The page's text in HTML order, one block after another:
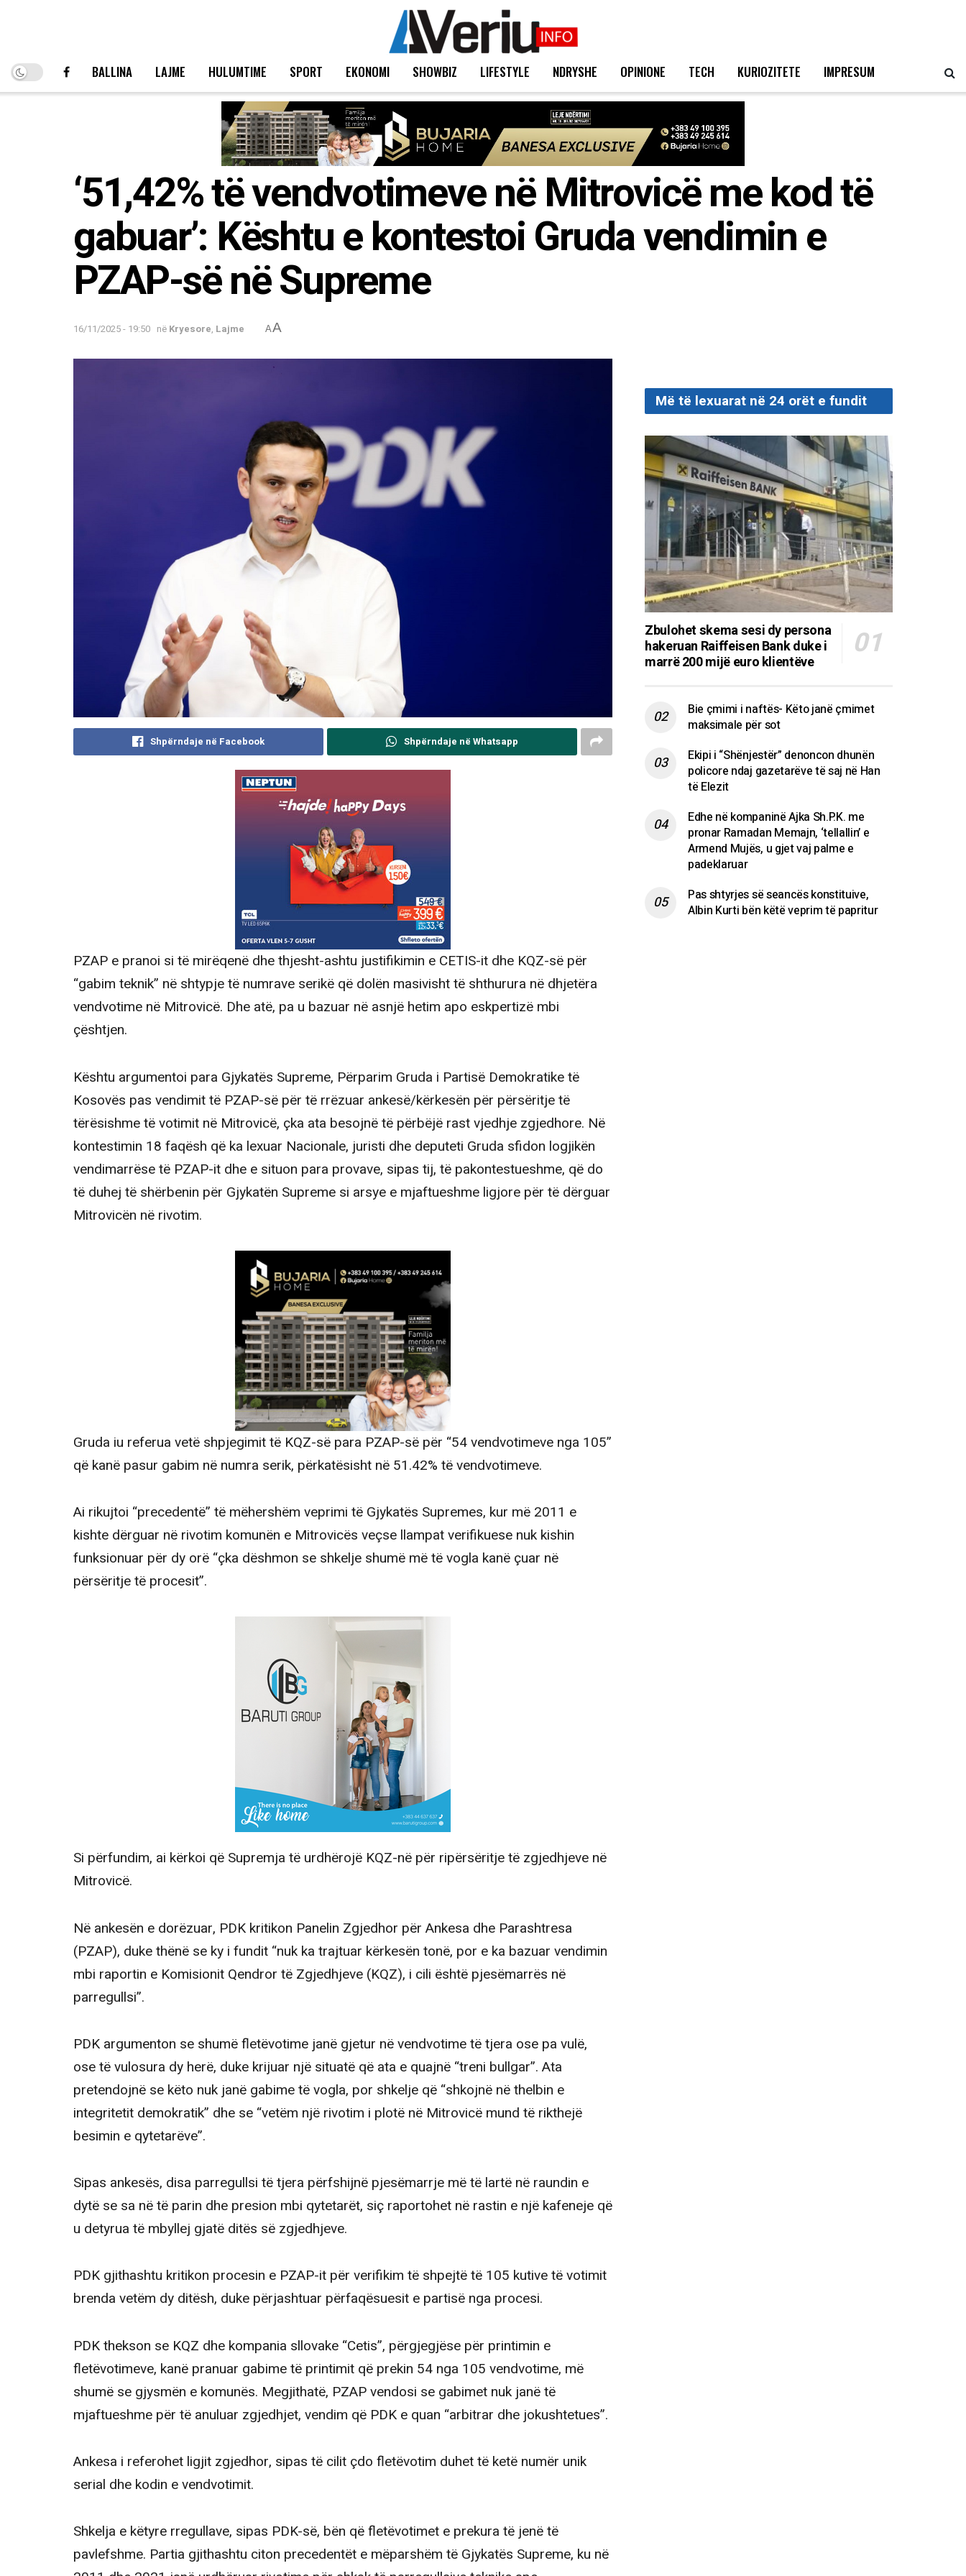
BALLINA LAJME HULUMTIME SPORT EKONOMI SHOWBIZ LIFESTYLE NDRYSHE OPINIONE TECH KURIOZITETE IMPRESUM
‘51,42% të vendvotimeve në Mitrovicë me kod të
gabuar’: Kështu e kontestoi Gruda vendimin e
PZAP-së në Supreme
16/11/2025 - 19:50 në Kryesore, Lajme AA
Shpërndaje në Facebook Shpërndaje në Whatsapp
PZAP e pranoi si të mirëqenë dhe thjesht-ashtu justifikimin e CETIS-it dhe KQZ-së për
“gabim teknik” në shtypje të numrave serikë që dolën masivisht të shthurura në dhjetëra
vendvotime në Mitrovicë. Dhe atë, pa u bazuar në asnjë hetim apo eskpertizë mbi
çështjen.
Kështu argumentoi para Gjykatës Supreme, Përparim Gruda i Partisë Demokratike të
Kosovës pas vendimit të PZAP-së për të rrëzuar ankesë/kërkesën për përsëritje të
tërësishme të votimit në Mitrovicë, çka ata besojnë të përbëjë rast vjedhje zgjedhore. Në
kontestimin 18 faqësh që ka lexuar Nacionale, juristi dhe deputeti Gruda sfidon logjikën
vendimarrëse të PZAP-it dhe e situon para provave, sipas tij, të pakontestueshme, që do
të duhej të shërbenin për Gjykatën Supreme si arsye e mjaftueshme ligjore për të dërguar
Mitrovicën në rivotim.
Gruda iu referua vetë shpjegimit të KQZ-së para PZAP-së për “54 vendvotimeve nga 105”
që kanë pasur gabim në numra serik, përkatësisht në 51.42% të vendvotimeve.
Ai rikujtoi “precedentë” të mëhershëm veprimi të Gjykatës Supremes, kur më 2011 e
kishte dërguar në rivotim komunën e Mitrovicës veçse llampat verifikuese nuk kishin
funksionuar për dy orë “çka dëshmon se shkelje shumë më të vogla kanë çuar në
përsëritje të procesit”.
Si përfundim, ai kërkoi që Supremja të urdhërojë KQZ-në për ripërsëritje të zgjedhjeve në
Mitrovicë.
Në ankesën e dorëzuar, PDK kritikon Panelin Zgjedhor për Ankesa dhe Parashtresa
(PZAP), duke thënë se ky i fundit “nuk ka trajtuar kërkesën tonë, por e ka bazuar vendimin
mbi raportin e Komisionit Qendror të Zgjedhjeve (KQZ), i cili është pjesëmarrës në
parregullsi”.
PDK argumenton se shumë fletëvotime janë gjetur në vendvotime të tjera ose pa vulë,
ose të vulosura dy herë, duke krijuar një situatë që ata e quajnë “treni bullgar”. Ata
pretendojnë se këto nuk janë gabime të vogla, por shkelje që “shkojnë në thelbin e
integritetit demokratik” dhe se “vetëm një rivotim i plotë në Mitrovicë mund të rikthejë
besimin e qytetarëve”.
Sipas ankesës, disa parregullsi të tjera përfshijnë pjesëmarrje më të lartë në raundin e
dytë se sa në të parin dhe presion mbi qytetarët, siç raportohet në rastin e një kafeneje që
u detyrua të mbyllej gjatë ditës së zgjedhjeve.
PDK gjithashtu kritikon procesin e PZAP-it për verifikim të shpejtë të 105 kutive të votimit
brenda vetëm dy ditësh, duke përjashtuar përfaqësuesit e partisë nga procesi.
PDK thekson se KQZ dhe kompania sllovake “Cetis”, përgjegjëse për printimin e
fletëvotimeve, kanë pranuar gabime të printimit që prekin 54 nga 105 vendvotime, më
shumë se gjysmën e komunës. Megjithatë, PZAP vendosi se gabimet nuk janë të
mjaftueshme për të anuluar zgjedhjet, vendim që PDK e quan “arbitrar dhe jokushtetues”.
Ankesa i referohet ligjit zgjedhor, sipas të cilit çdo fletëvotim duhet të ketë numër unik
serial dhe kodin e vendvotimit.
Shkelja e këtyre rregullave, sipas PDK-së, bën që fletëvotimet e prekura të jenë të
pavlefshme. Partia gjithashtu citon precedentët e mëparshëm të Gjykatës Supreme, ku në
Më të lexuarat në 24 orët e fundit
Zbulohet skema sesi dy persona
hakeruan Raiffeisen Bank duke i
marrë 200 mijë euro klientëve
Bie çmimi i naftës- Këto janë çmimet
maksimale për sot
Ekipi i “Shënjestër” denoncon dhunën
policore ndaj gazetarëve të saj në Han
të Elezit
Edhe në kompaninë Ajka Sh.P.K. me
pronar Ramadan Memajn, ‘tellallin’ e
Armend Mujës, u gjet vaj palme e
padeklaruar
Pas shtyrjes së seancës konstituive,
Albin Kurti bën këtë veprim të papritur